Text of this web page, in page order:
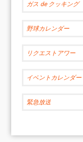
ガス de クッキング
野球カレンダー
リクエストアワー
イベントカレンダー
緊急放送